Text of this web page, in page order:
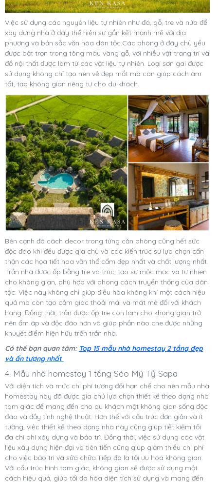
Việc sử dụng các nguyên liệu tự nhiên như đá, gỗ, tre và nứa để
xây dựng nhà ở đây thể hiện sự gắn kết mạnh mẽ với địa
phương và bản sắc văn hóa dân tộc.Các phòng ở đây chủ yếu
được bắt trọn trong tông màu vàng gỗ, với nhiều vật trang trí và
đồ nội thất được làm từ các vật liệu tự nhiên. Loại sơn gai được
sử dụng không chỉ tạo nên vẻ đẹp mắt mà còn giúp cách âm
tốt, tạo không gian riêng tư cho du khách.
Bên cạnh đó cách decor trong từng căn phòng cũng hết sức
độc đáo khi đều được gia chủ và các kiến trúc sư lựa chọn cẩn
thận các họa tiết hoa văn thổ cẩm đẹp nhất và chất lượng nhất.
Trần nhà được ốp bằng tre và trúc, tạo sự mộc mạc và tự nhiên
cho không gian, phù hợp với phong cách truyền thống của dân
tộc. Việc này không chỉ giúp điều hòa không khí một cách hiệu
quả mà còn tạo cảm giác thoải mái và mát mẻ đối với khách
hàng. Đồng thời, trần được ốp tre còn làm cho không gian trở
nên ấm áp và độc đáo hơn và giúp phần nào che được những
khuyết điểm hiện hữu trên trần nhà.
Có thể bạn quan tâm: Top 15 mẫu nhà homestay 2 tầng đẹp
và ấn tượng nhất
4. Mẫu nhà homestay 1 tầng Séo Mý Tỷ Sapa
Với diện tích và mức chi phí tương đối hạn chế cho nên mẫu nhà
homestay này đã được gia chủ lựa chọn thiết kế theo dạng nhà
tam giác để mang đến cho du khách một không gian sống độc
đáo và đầy tính nghệ thuật. Hơn thế với cấu trúc đơn giản và ít
tường, việc thiết kế theo dạng nhà này cũng giúp tiết kiệm tối
đa chi phí xây dựng và bảo trì. Đồng thời, việc sử dụng các vật
liệu xây dựng hiện đại và tiên tiến cũng giúp giảm thiểu chi phí
cho việc bảo trì và sửa chữa.Tiếp đó là tối ưu hóa không gian.
Với cấu trúc hình tam giác, không gian sẽ được sử dụng một
cách hiệu quả, giúp tối đa hóa diện tích sử dụng và mang đến